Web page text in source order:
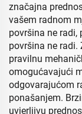
značajna
vašem radnom
površina ne radi,
površina ne radi.
pravilnu
omogućavajući
odgovarajućom
ponašanjem.
uvjerljivu